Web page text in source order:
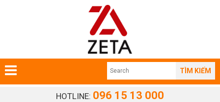
TÌM KIẾM
HOTLINE: 096 15 13 000